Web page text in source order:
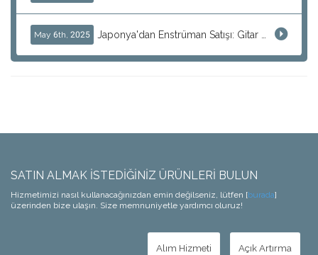
May 6th, 2025 Japonya'dan Enstrüman Satışı: Gitar ve Ses Ekipmanları
SATIN ALMAK İSTEDIĞINIZ ÜRÜNLERI BULUN
Hizmetimizi nasıl kullanacağınızdan emin değilseniz, lütfen [burada]
üzerinden bize ulaşın. Size memnuniyetle yardımcı oluruz!
Alım Hizmeti Açık Artırma